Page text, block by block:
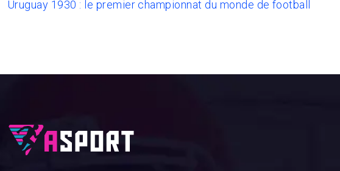
Uruguay 1930 : le premier championnat du monde de football